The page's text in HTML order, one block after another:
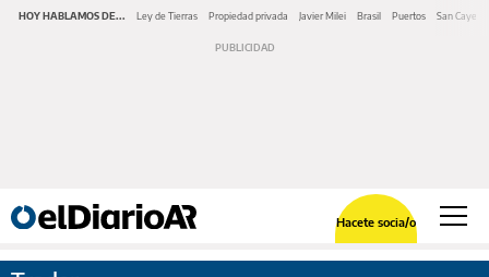
HOY HABLAMOS DE... Ley de Tierras Propiedad privada Javier Milei Brasil Puertos San
Hacete socia/o